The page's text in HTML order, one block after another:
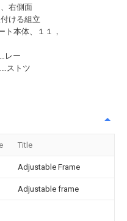
右側面
ける組立
ト本体、１１，
レー
ストツ
Title
Adjustable Frame
Adjustable frame